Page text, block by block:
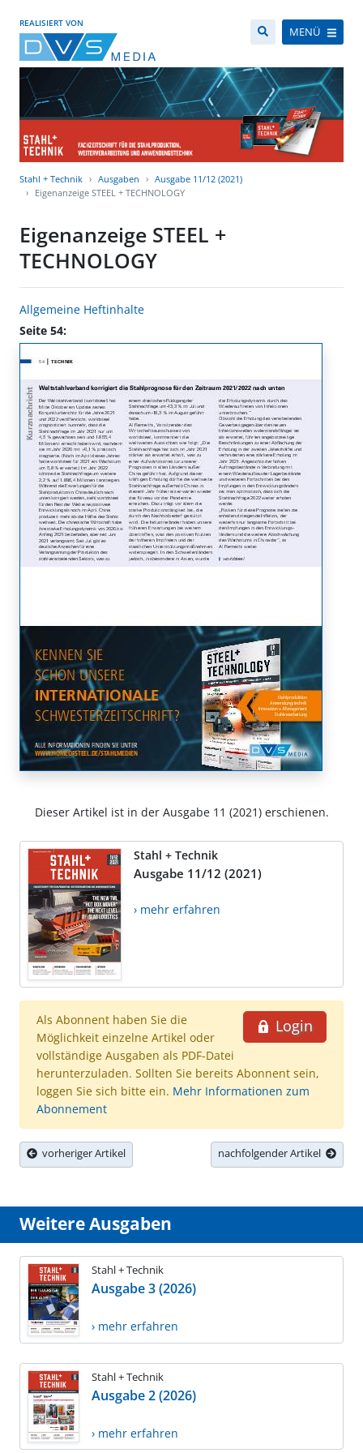
REALISIERT VON
MENÜ
Stahl + Technik Ausgaben
Ausgabe 11/12 (2021)
Eigenanzeige STEEL + TECHNOLOGY
Eigenanzeige STEEL +
TECHNOLOGY
Allgemeine Heftinhalte
Seite 54:
Dieser Artikel ist in der Ausgabe 11 (2021) erschienen.
Stahl + Technik
Ausgabe 11/12 (2021)
› mehr erfahren
Login
Als Abonnent haben Sie die
Möglichkeit einzelne Artikel oder
vollständige Ausgaben als PDF-Datei
herunterzuladen. Sollten Sie bereits Abonnent sein,
loggen Sie sich bitte ein. Mehr Informationen zum
Abonnement
vorheriger Artikel nachfolgender Artikel
Weitere Ausgaben
Stahl + Technik
Ausgabe 3 (2026)
› mehr erfahren
Stahl + Technik
Ausgabe 2 (2026)
› mehr erfahren